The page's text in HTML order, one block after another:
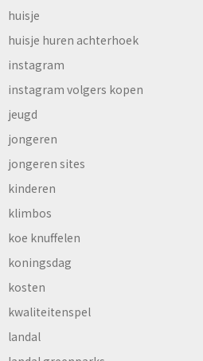
huisje
huisje huren achterhoek
instagram
instagram volgers kopen
jeugd
jongeren
jongeren sites
kinderen
klimbos
koe knuffelen
koningsdag
kosten
kwaliteitenspel
landal